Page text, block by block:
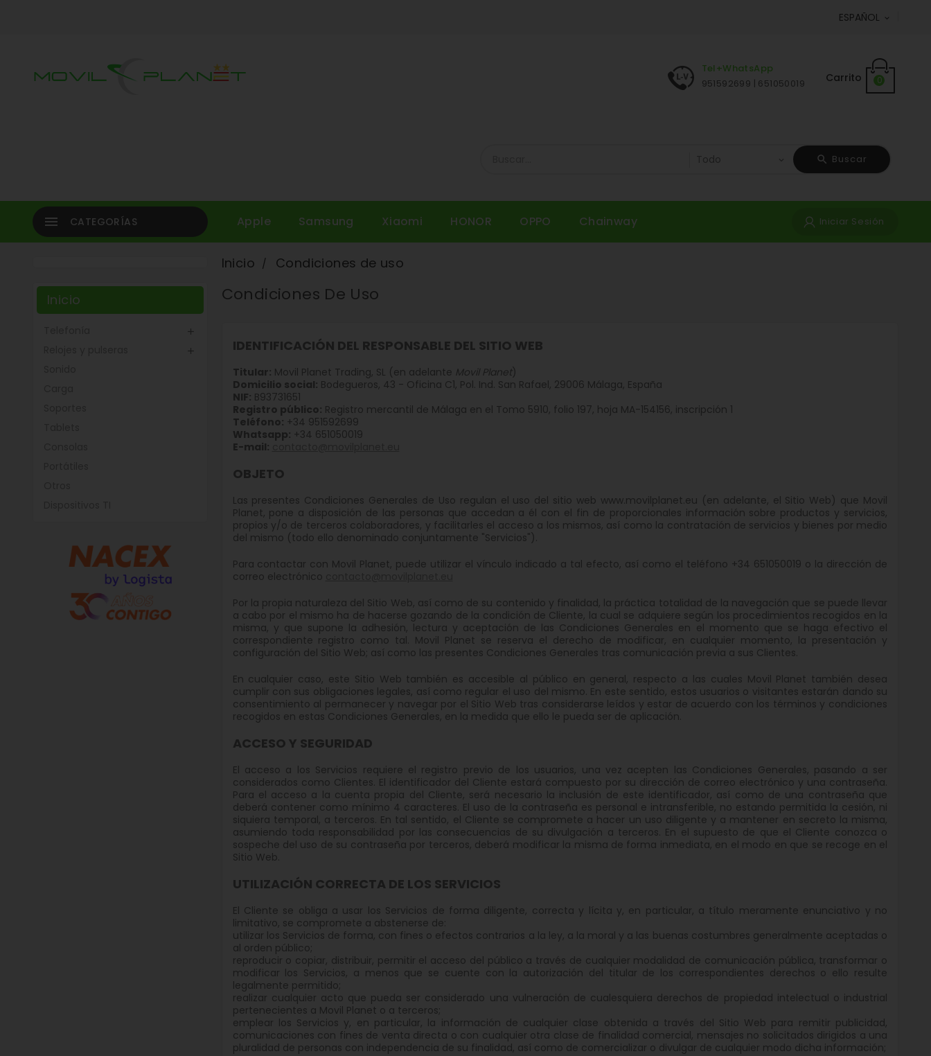
ESPAÑOL 
Carrito 0
Tel+WhatsApp
951592699 | 651050019
Buscar
Apple Samsung Xiaomi HONOR OPPO Chainway Iniciar Sesión
CATEGORÍAS

Inicio


Inicio Condiciones de uso
Condiciones De Uso
IDENTIFICACIÓN DEL RESPONSABLE DEL SITIO WEB
Titular: Movil Planet Trading, SL (en adelante Movil Planet)
Domicilio social: Bodegueros, 43 - Oficina C1, Pol. Ind. San Rafael, 29006 Málaga, España
NIF: B93731651
Registro público: Registro mercantil de Málaga en el Tomo 5910, folio 197, hoja MA-154156, inscripción 1
Teléfono: +34 951592699
Whatsapp: +34 651050019
E-mail:
OBJETO
Las presentes Condiciones Generales de Uso regulan el uso del sitio web www.movilplanet.eu (en adelante, el Sitio Web) que Movil
Planet, pone a disposición de las personas que accedan a él con el fin de proporcionales información sobre productos y servicios,
propios y/o de terceros colaboradores, y facilitarles el acceso a los mismos, así como la contratación de servicios y bienes por medio
del mismo (todo ello denominado conjuntamente "Servicios").
Para contactar con Movil Planet, puede utilizar el vínculo indicado a tal efecto, así como el teléfono +34 651050019 o la dirección de
correo electrónico
Por la propia naturaleza del Sitio Web, así como de su contenido y finalidad, la práctica totalidad de la navegación que se puede llevar
a cabo por el mismo ha de hacerse gozando de la condición de Cliente, la cual se adquiere según los procedimientos recogidos en la
misma, y que supone la adhesión, lectura y aceptación de las Condiciones Generales en el momento que se haga efectivo el
correspondiente registro como tal. Movil Planet se reserva el derecho de modificar, en cualquier momento, la presentación y
configuración del Sitio Web; así como las presentes Condiciones Generales tras comunicación previa a sus Clientes.
En cualquier caso, este Sitio Web también es accesible al público en general, respecto a las cuales Movil Planet también desea
cumplir con sus obligaciones legales, así como regular el uso del mismo. En este sentido, estos usuarios o visitantes estarán dando su
consentimiento al permanecer y navegar por el Sitio Web tras considerarse leídos y estar de acuerdo con los términos y condiciones
recogidos en estas Condiciones Generales, en la medida que ello le pueda ser de aplicación.
ACCESO Y SEGURIDAD
El acceso a los Servicios requiere el registro previo de los usuarios, una vez acepten las Condiciones Generales, pasando a ser
considerados como Clientes. El identificador del Cliente estará compuesto por su dirección de correo electrónico y una contraseña.
Para el acceso a la cuenta propia del Cliente, será necesario la inclusión de este identificador, así como de una contraseña que
deberá contener como mínimo 4 caracteres. El uso de la contraseña es personal e intransferible, no estando permitida la cesión, ni
siquiera temporal, a terceros. En tal sentido, el Cliente se compromete a hacer un uso diligente y a mantener en secreto la misma,
asumiendo toda responsabilidad por las consecuencias de su divulgación a terceros. En el supuesto de que el Cliente conozca o
sospeche del uso de su contraseña por terceros, deberá modificar la misma de forma inmediata, en el modo en que se recoge en el
Sitio Web.
UTILIZACIÓN CORRECTA DE LOS SERVICIOS
El Cliente se obliga a usar los Servicios de forma diligente, correcta y lícita y, en particular, a título meramente enunciativo y no
limitativo, se compromete a abstenerse de:
utilizar los Servicios de forma, con fines o efectos contrarios a la ley, a la moral y a las buenas costumbres generalmente aceptadas o
al orden público;
reproducir o copiar, distribuir, permitir el acceso del público a través de cualquier modalidad de comunicación pública, transformar o
modificar los Servicios, a menos que se cuente con la autorización del titular de los correspondientes derechos o ello resulte
legalmente permitido;
realizar cualquier acto que pueda ser considerado una vulneración de cualesquiera derechos de propiedad intelectual o industrial
pertenecientes a Movil Planet o a terceros;
emplear los Servicios y, en particular, la información de cualquier clase obtenida a través del Sitio Web para remitir publicidad,
comunicaciones con fines de venta directa o con cualquier otra clase de finalidad comercial, mensajes no solicitados dirigidos a una
pluralidad de personas con independencia de su finalidad, así como de comercializar o divulgar de cualquier modo dicha información;